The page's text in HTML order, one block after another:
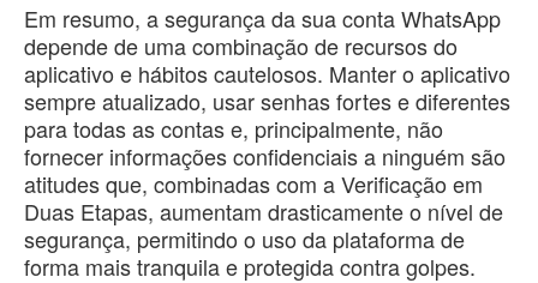
​Em resumo, a segurança da sua conta WhatsApp
depende de uma combinação de recursos do
aplicativo e hábitos cautelosos. Manter o aplicativo
sempre atualizado, usar senhas fortes e diferentes
para todas as contas e, principalmente, não
fornecer informações confidenciais a ninguém são
atitudes que, combinadas com a Verificação em
Duas Etapas, aumentam drasticamente o nível de
segurança, permitindo o uso da plataforma de
forma mais tranquila e protegida contra golpes.